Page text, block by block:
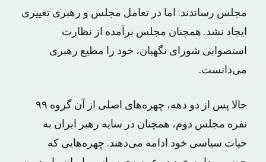
مجلس رساندند. اما در تعامل مجلس و رهبری تغییری
ایجاد نشد. همچنان مجلس برآمده از نظارت
استصوابی شورای نگهبان، خود را مطیع رهبری
می‌دانست.
حالا پس از دو دهه، چهره‌های اصلی از آن گروه ۹۹
نفره مجلس دوم، همچنان در سایه رهبر ایران به
حیات سیاسی خود ادامه می‌دهند. چهره‌هایی که